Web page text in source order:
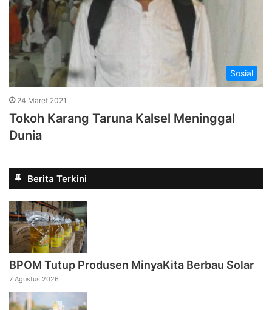
Sosial
24 Maret 2021
Tokoh Karang Taruna Kalsel Meninggal
Dunia
Berita Terkini
BPOM Tutup Produsen MinyaKita Berbau Solar
7 Agustus 2026